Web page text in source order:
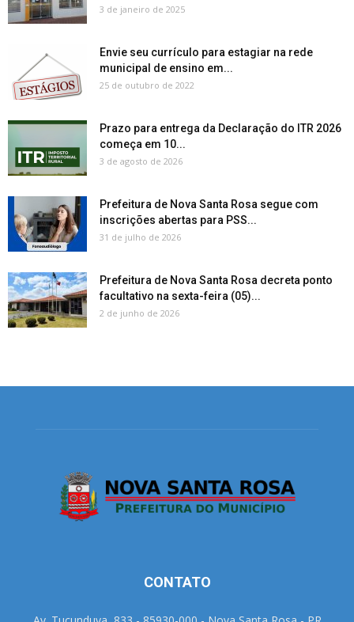
3 de janeiro de 2025
Envie seu currículo para estagiar na rede
municipal de ensino em...
25 de outubro de 2022
Prazo para entrega da Declaração do ITR 2026
começa em 10...
3 de agosto de 2026
Prefeitura de Nova Santa Rosa segue com
inscrições abertas para PSS...
31 de julho de 2026
Prefeitura de Nova Santa Rosa decreta ponto
facultativo na sexta-feira (05)...
2 de junho de 2026
CONTATO